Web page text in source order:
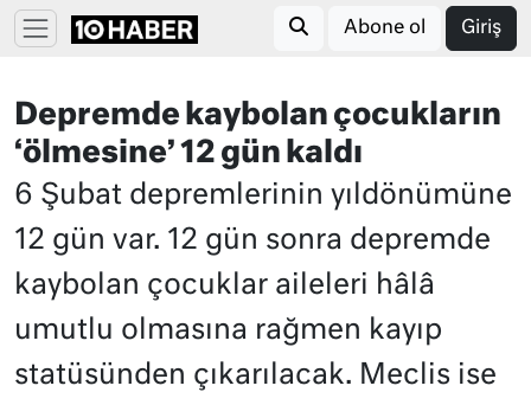
Abone ol Giriş
Depremde kaybolan çocukların
‘ölmesine’ 12 gün kaldı
6 Şubat depremlerinin yıldönümüne
12 gün var. 12 gün sonra depremde
kaybolan çocuklar aileleri hâlâ
umutlu olmasına rağmen kayıp
statüsünden çıkarılacak. Meclis ise